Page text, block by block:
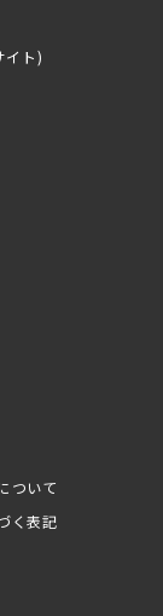
イト)
ついて
く表記